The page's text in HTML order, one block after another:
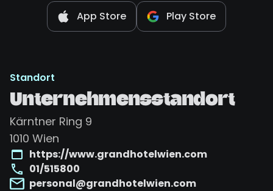
App Store Play Store
Standort
Unternehmensstandort
Kärntner Ring 9
1010 Wien
https://www.grandhotelwien.com
01/515800
personal@grandhotelwien.com